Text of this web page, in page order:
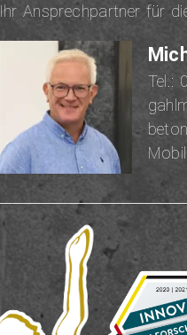
Ihr An­sprech­part­ner für
Tel.: